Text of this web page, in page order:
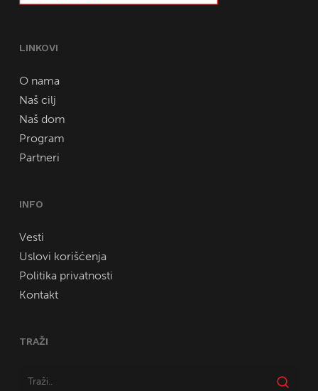
LINKOVI
O nama
Naš cilj
Naš dom
Program
Partneri
INFO
Vesti
Uslovi korišćenja
Politika privatnosti
Kontakt
TRAŽI